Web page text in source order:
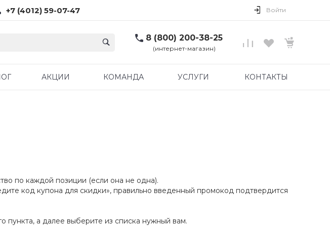
+7 (4012) 59-07-47 Войти
8 (800) 200-38-25
(интернет-магазин)
АКЦИИ КОМАНДА УСЛУГИ КОНТАКТЫ
по каждой позиции (если она не одна).
код купона для скидки», правильно введенный промокод подтвердится
пункта, а далее выберите из списка нужный вам.